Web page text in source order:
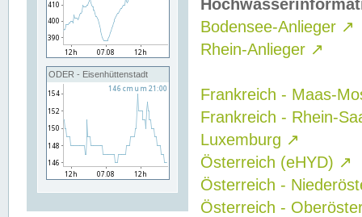
ODER - Eisenhüttenstadt
Bodensee-Anlieger ↗
Rhein-Anlieger ↗
Frankreich - Maas-
Frankreich - Rhein-
Luxemburg ↗
Österreich (eHYD) ↗
Österreich -
Österreich -